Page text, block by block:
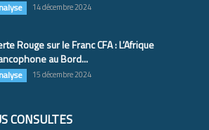
14 décembre 2024
Rouge sur le Franc CFA : L’Afrique
au Bord...
15 décembre 2024
CONSULTÉS